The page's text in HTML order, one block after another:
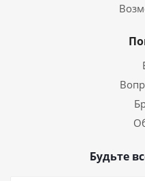
Будьте